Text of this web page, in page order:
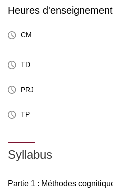
analyse d'activité.
Heures d'enseignement
CM
TD
PRJ
TP
Syllabus
Partie 1 : Méthodes